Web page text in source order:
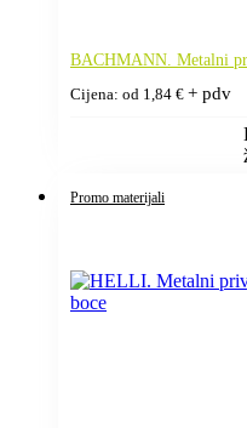
BACHMANN. Metalni
Cijena: od 1,84 € + pdv
Promo materijali